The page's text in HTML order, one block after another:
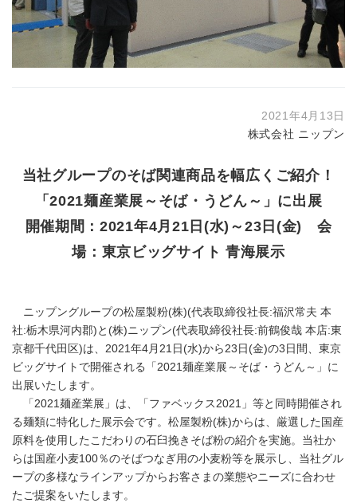
2021年4月13日
株式会社 ニップン
当社グループのそば関連商品を幅広くご紹介！
「2021麺産業展～そば・うどん～」に出展
開催期間：2021年4月21日(水)～23日(金) 会
場：東京ビッグサイト 青海展示
ニップングループの松屋製粉(株)(代表取締役社長:福沢常夫 本
社:栃木県河内郡)と(株)ニップン(代表取締役社長:前鶴俊哉 本店:東
京都千代田区)は、2021年4月21日(水)から23日(金)の3日間、東京
ビッグサイトで開催される「2021麺産業展～そば・うどん～」に
出展いたします。
「2021麺産業展」は、「ファベックス2021」等と同時開催され
る麺類に特化した展示会です。松屋製粉(株)からは、厳選した国産
原料を使用したこだわりの石臼挽きそば粉の紹介を実施。当社か
らは国産小麦100％のそばつなぎ用の小麦粉等を展示し、当社グル
ープの多様なラインアップからお客さまの業態やニーズに合わせ
たご提案をいたします。